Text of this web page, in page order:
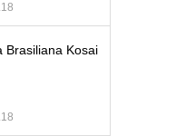
Brasiliana Kosai